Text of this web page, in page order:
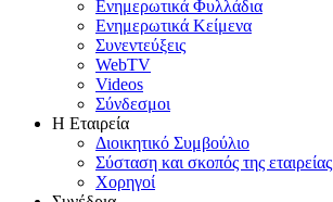
Ενημερωτικά Φυλλάδια
Ενημερωτικά Κείμενα
Συνεντεύξεις
WebTV
Videos
Σύνδεσμοι
Η Εταιρεία
Διοικητικό Συμβούλιο
Σύσταση και σκοπός της εταιρείας
Χορηγοί